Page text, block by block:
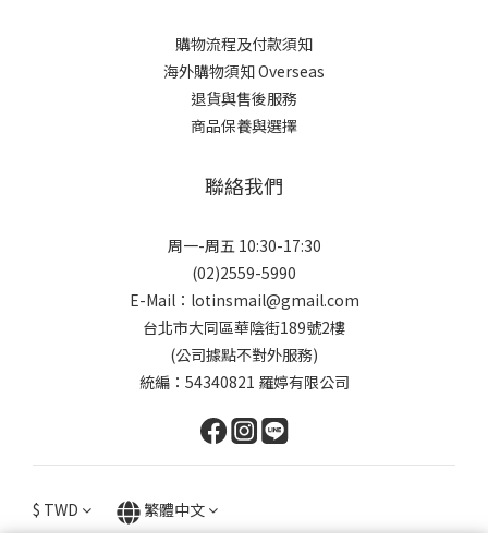
購物流程及付款須知
海外購物須知 Overseas
退貨與售後服務
商品保養與選擇
聯絡我們
周一-周五 10:30-17:30
(02)2559-5990
E-Mail：lotinsmail@gmail.com
台北市大同區華陰街189號2樓
(公司據點不對外服務)
統編：54340821 羅婷有限公司
$ TWD 繁體中文